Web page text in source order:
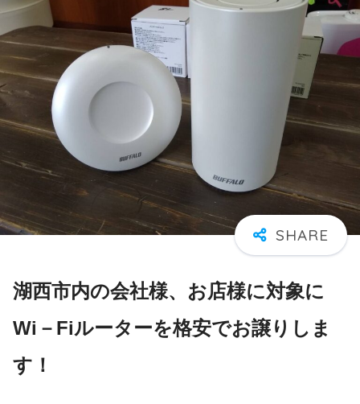
湖西市内の会社様、お店様に対象に
Wi－Fiルーターを格安でお譲りしま
す！